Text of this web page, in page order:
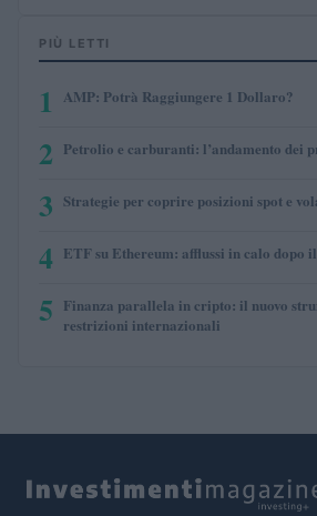
PIÙ LETTI
1 AMP: Potrà Raggiungere 1 Dollaro?
2 Petrolio e carburanti: l’andamento dei
3 Strategie per coprire posizioni spot e
4 ETF su Ethereum: afflussi in calo dopo
5 Finanza parallela in cripto: il nuovo
restrizioni internazionali